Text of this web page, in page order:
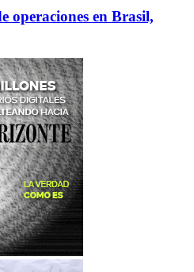
operaciones en Brasil,